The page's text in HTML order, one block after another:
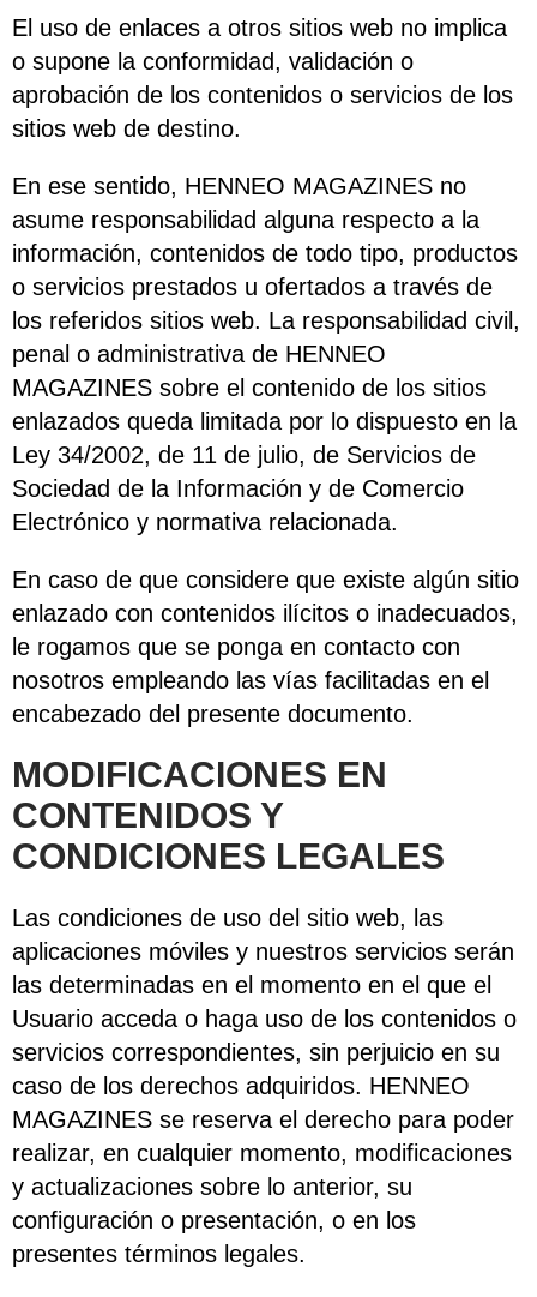
El uso de enlaces a otros sitios web no implica
o supone la conformidad, validación o
aprobación de los contenidos o servicios de los
sitios web de destino.
En ese sentido, HENNEO MAGAZINES no
asume responsabilidad alguna respecto a la
información, contenidos de todo tipo, productos
o servicios prestados u ofertados a través de
los referidos sitios web. La responsabilidad civil,
penal o administrativa de HENNEO
MAGAZINES sobre el contenido de los sitios
enlazados queda limitada por lo dispuesto en la
Ley 34/2002, de 11 de julio, de Servicios de
Sociedad de la Información y de Comercio
Electrónico y normativa relacionada.
En caso de que considere que existe algún sitio
enlazado con contenidos ilícitos o inadecuados,
le rogamos que se ponga en contacto con
nosotros empleando las vías facilitadas en el
encabezado del presente documento.
MODIFICACIONES EN
CONTENIDOS Y
CONDICIONES LEGALES
Las condiciones de uso del sitio web, las
aplicaciones móviles y nuestros servicios serán
las determinadas en el momento en el que el
Usuario acceda o haga uso de los contenidos o
servicios correspondientes, sin perjuicio en su
caso de los derechos adquiridos. HENNEO
MAGAZINES se reserva el derecho para poder
realizar, en cualquier momento, modificaciones
y actualizaciones sobre lo anterior, su
configuración o presentación, o en los
presentes términos legales.